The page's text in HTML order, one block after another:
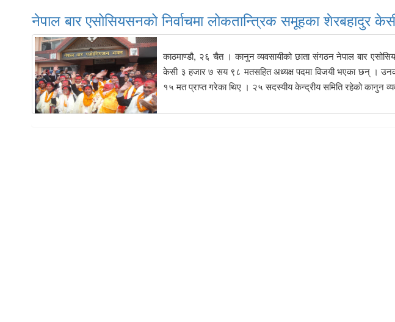
नेपाल बार एसोसियसनको निर्वाचमा लोकतान्त्रिक समूहका शेरबहादुर
काठमाण्डौ, २६ चैत । कानुन व्यवसायीको छाता संगठन नेपाल बार
केसी ३ हजार ७ सय ९८ मतसहित अध्यक्ष पदमा विजयी भएका छन् ।
१५ मत प्राप्त गरेका थिए । २५ सदस्यीय केन्द्रीय समिति रहेको कानुन